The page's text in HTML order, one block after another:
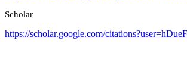
Scholar
https://scholar.google.com/